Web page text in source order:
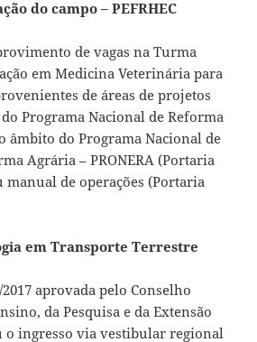
do campo – PEFRHEC
de vagas na Turma
em Medicina Veterinária para
de áreas de projetos
Programa Nacional de Reforma
âmbito do Programa Nacional de
Agrária – PRONERA (Portaria
manual de operações (Portaria
em Transporte Terrestre
aprovada pelo Conselho
da Pesquisa e da Extensão
o ingresso via vestibular regional